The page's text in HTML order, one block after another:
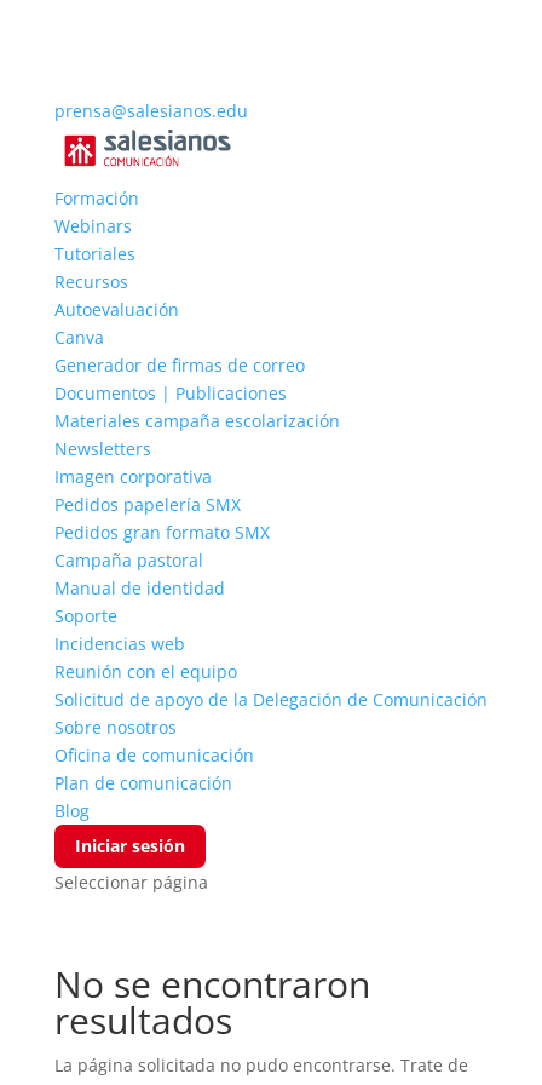
prensa@salesianos.edu
Formación
Webinars
Tutoriales
Recursos
Autoevaluación
Canva
Generador de firmas de correo
Documentos | Publicaciones
Materiales campaña escolarización
Newsletters
Imagen corporativa
Pedidos papelería SMX
Pedidos gran formato SMX
Campaña pastoral
Manual de identidad
Soporte
Incidencias web
Reunión con el equipo
Solicitud de apoyo de la Delegación de Comunicación
Sobre nosotros
Oficina de comunicación
Plan de comunicación
Blog
Iniciar sesión
Seleccionar página
No se encontraron
resultados
La página solicitada no pudo encontrarse. Trate de